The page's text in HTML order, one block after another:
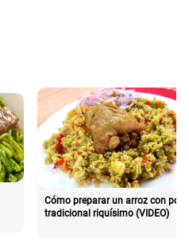
Cómo preparar un arroz con pollo
tradicional riquísimo (VIDEO)